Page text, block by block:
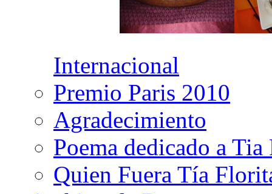
Internacional
Premio Paris 2010
Agradecimiento
Poema dedicado a
Quien Fuera Tía